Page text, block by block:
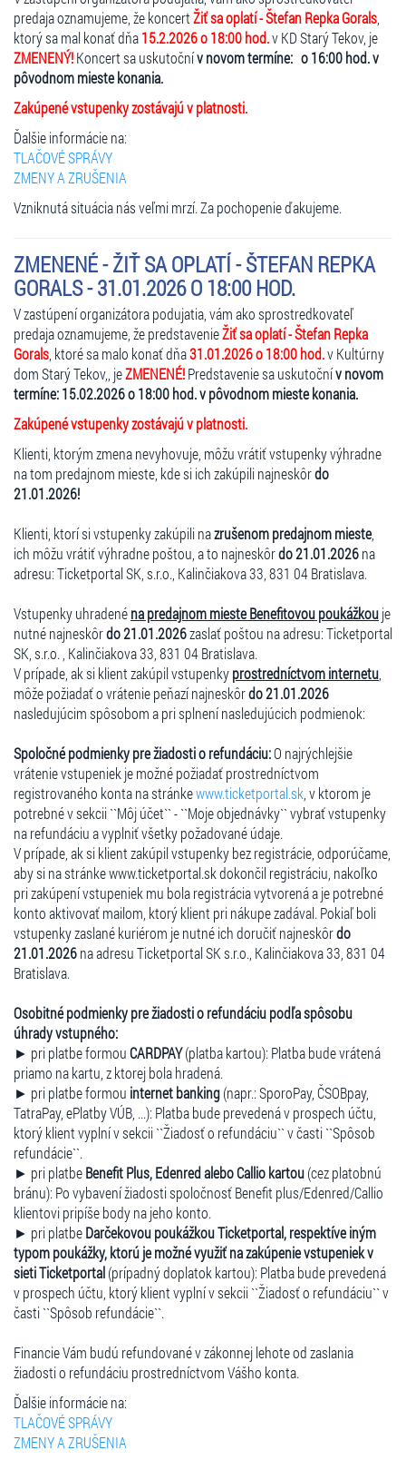
predaja oznamujeme, že koncertŽiť sa oplatí - Štefan Repka Gorals
ktorý sa mal konať dňa15.2.2026 o 18:00 hod.v KD Starý Tekov, je
ZMENENÝ!Koncert sa uskutočnív novom termíne: o 16:00 hod. v
pôvodnom mieste konania.
Zakúpené vstupenky zostávajú v platnosti.
Ďalšie informácie na:
TLAČOVÉ SPRÁVY
ZMENY A ZRUŠENIA
Vzniknutá situácia nás veľmi mrzí. Za pochopenie ďakujeme.
ZMENENÉ - ŽIŤ SA OPLATÍ - ŠTEFAN REPKA
GORALS - 31.01.2026 O 18:00 HOD.
V zastúpení organizátora podujatia, vám ako sprostredkovateľ
predaja oznamujeme, že predstavenieŽiť sa oplatí - Štefan Repka
Gorals , ktoré sa malo konať dňa31.01.2026 o 18:00 hod.v Kultúrny
dom Starý Tekov,, jeZMENENÉ!Predstavenie sa uskutočnív novom
termíne: 15.02.2026 o 18:00 hod. v pôvodnom mieste konania.
Zakúpené vstupenky zostávajú v platnosti.
Klienti, ktorým zmena nevyhovuje, môžu vrátiť vstupenky výhradne
na tom predajnom mieste, kde si ich zakúpili najneskôrdo
21.01.2026!
Klienti, ktorí si vstupenky zakúpili nazrušenom predajnom mieste,
ich môžu vrátiť výhradne poštou, a to najneskôrdo 21.01.2026na
adresu: Ticketportal SK, s.r.o., Kalinčiakova 33, 831 04 Bratislava.
Vstupenky uhradenéna predajnom mieste Benefitovou poukážkouje
nutné najneskôrdo 21.01.2026zaslať poštou na adresu: Ticketportal
SK, s.r.o. , Kalinčiakova 33, 831 04 Bratislava.
V prípade, ak si klient zakúpil vstupenkyprostredníctvom internetu
môže požiadať o vrátenie peňazí najneskôrdo 21.01.2026
nasledujúcim spôsobom a pri splnení nasledujúcich podmienok:
Spoločné podmienky pre žiadosti o refundáciu:O najrýchlejšie
vrátenie vstupeniek je možné požiadať prostredníctvom
registrovaného konta na stránkewww.ticketportal.sk , v ktorom je
potrebné v sekcii ``Môj účet`` - ``Moje objednávky`` vybrať vstupenky
na refundáciu a vyplniť všetky požadované údaje.
V prípade, ak si klient zakúpil vstupenky bez registrácie, odporúčame,
aby si na stránke www.ticketportal.sk dokončil registráciu, nakoľko
pri zakúpení vstupeniek mu bola registrácia vytvorená a je potrebné
konto aktivovať mailom, ktorý klient pri nákupe zadával. Pokiaľ boli
vstupenky zaslané kuriérom je nutné ich doručiť najneskôrdo
21.01.2026na adresu Ticketportal SK s.r.o., Kalinčiakova 33, 831 04
Bratislava.
Osobitné podmienky pre žiadosti o refundáciu podľa spôsobu
úhrady vstupného:
► pri platbe formouCARDPAY(platba kartou): Platba bude vrátená
priamo na kartu, z ktorej bola hradená.
► pri platbe formou internet banking(napr.: SporoPay, ČSOBpay,
TatraPay, ePlatby VÚB, ...): Platba bude prevedená v prospech účtu,
ktorý klient vyplní v sekcii ``Žiadosť o refundáciu`` v časti ``Spôsob
refundácie``.
► pri platbeBenefit Plus, Edenred alebo Callio kartou(cez platobnú
bránu): Po vybavení žiadosti spoločnosť Benefit plus/Edenred/Callio
klientovi pripíše body na jeho konto.
► pri platbeDarčekovou poukážkou Ticketportal, respektíve iným
typom poukážky, ktorú je možné využiť na zakúpenie vstupeniek v
sieti Ticketportal(prípadný doplatok kartou): Platba bude prevedená
v prospech účtu, ktorý klient vyplní v sekcii ``Žiadosť o refundáciu`` v
časti ``Spôsob refundácie``.
Financie Vám budú refundované v zákonnej lehote od zaslania
žiadosti o refundáciu prostredníctvom Vášho konta.
Ďalšie informácie na:
TLAČOVÉ SPRÁVY
ZMENY A ZRUŠENIA